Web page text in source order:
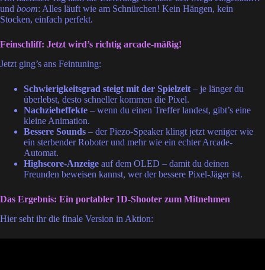
und boom: Alles läuft wie am Schnürchen! Kein Hängen, kein
Stocken, einfach perfekt.
Feinschliff: Jetzt wird’s richtig arcade-mäßig!
Jetzt ging’s ans Feintuning:
Schwierigkeitsgrad steigt mit der Spielzeit – je länger du
überlebst, desto schneller kommen die Pixel.
Nachzieheffekte – wenn du einen Treffer landest, gibt’s eine
kleine Animation.
Bessere Sounds – der Piezo-Speaker klingt jetzt weniger wie
ein sterbender Roboter und mehr wie ein echter Arcade-
Automat.
Highscore-Anzeige auf dem OLED – damit du deinen
Freunden beweisen kannst, wer der bessere Pixel-Jäger ist.
Das Ergebnis: Ein portabler 1D-Shooter zum Mitnehmen
Hier seht ihr die finale Version in Aktion: